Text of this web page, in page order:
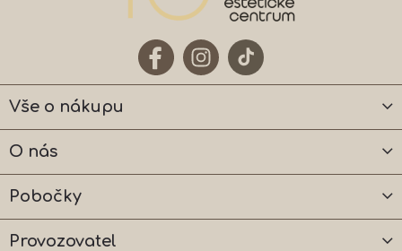
Vše o nákupu
O nás
Pobočky
Provozovatel